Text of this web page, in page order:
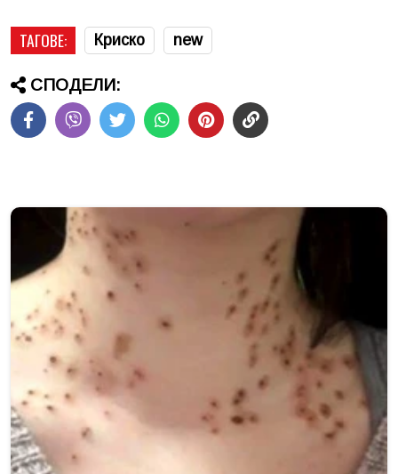
ТАГОВЕ: Криско new
СПОДЕЛИ: